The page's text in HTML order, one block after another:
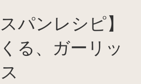
パンレシピ】
る、ガーリッ